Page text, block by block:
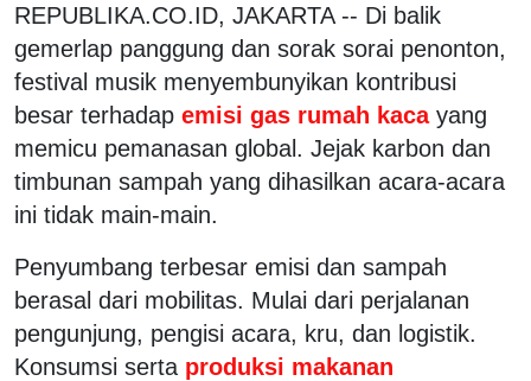
REPUBLIKA.CO.ID, JAKARTA -- Di balik
gemerlap panggung dan sorak sorai penonton,
festival musik menyembunyikan kontribusi
besar terhadap emisi gas rumah kaca yang
memicu pemanasan global. Jejak karbon dan
timbunan sampah yang dihasilkan acara-acara
ini tidak main-main.
Penyumbang terbesar emisi dan sampah
berasal dari mobilitas. Mulai dari perjalanan
pengunjung, pengisi acara, kru, dan logistik.
Konsumsi serta produksi makanan